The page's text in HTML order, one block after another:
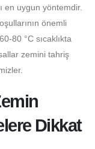
en uygun yöntemdir.
önemli
80 °C sıcaklıkta
zemini tahriş
Dikkat